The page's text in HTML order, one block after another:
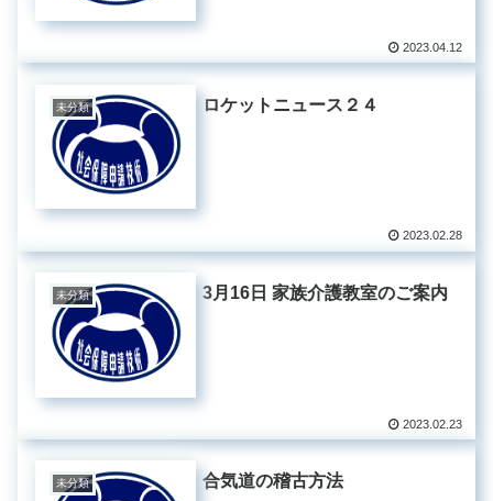
2023.04.12
未分類 ロケットニュース２４
2023.02.28
未分類 3月16日 家族介護教室のご案内
2023.02.23
未分類 合気道の稽古方法